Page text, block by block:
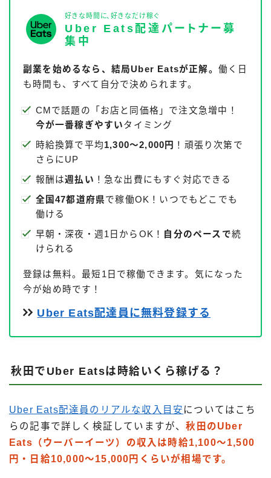
好きな時間に、好きなだけ稼ぐ
Uber Eats配達パートナー募
集中
副業を始めるなら、結局Uber Eatsが正解。 働く日
も時間も、すべて自分で決められます。
CMで話題の「お店と同価格」で注文急増中！
今が一番稼ぎやすいタイミング
時給換算で平均1,300〜2,000円
！頑張り次第で
さらにUP
報酬は週払い ！急な出費にもすぐ対応できる
全国47都道府県で稼働OK！いつでもどこでも
働ける
早朝・深夜・週1日からOK！ 自分のペースで続
けられる
登録は無料。最短1日で稼働できます。気になった
今が始め時です！
Uber Eats配達員に無料登録する
秋田でUber Eatsは時給いくら稼げる？
Uber Eats配達員のリアルな収入目安 についてはこち
らの記事で詳しく検証していますが、秋田のUber
Eats（ウーバーイーツ）の収入は時給1,100〜1,500
円・日給10,000〜15,000円くらいが相場です。